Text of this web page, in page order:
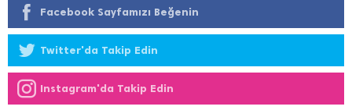
Facebook Sayfamızı Beğenin
Twitter'da Takip Edin
Instagram'da Takip Edin